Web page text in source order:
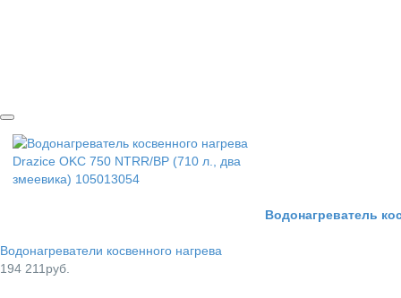
Водонагреватель
Водонагреватели косвенного нагрева
194 211руб.